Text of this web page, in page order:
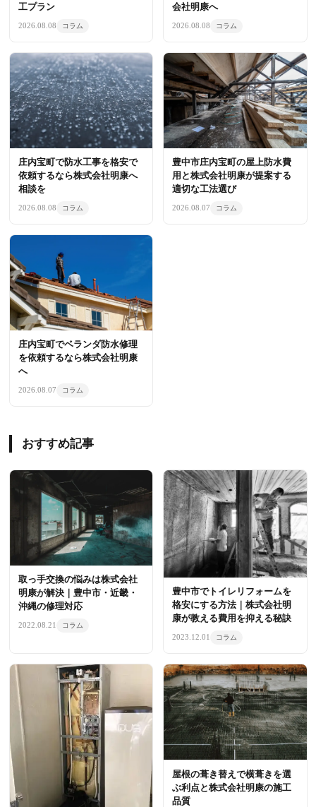
工プラン
2026.08.08 コラム
会社明康へ
2026.08.08 コラム
庄内宝町で防水工事を格安で
依頼するなら株式会社明康へ
相談を
2026.08.08 コラム
豊中市庄内宝町の屋上防水費
用と株式会社明康が提案する
適切な工法選び
2026.08.07 コラム
庄内宝町でベランダ防水修理
を依頼するなら株式会社明康
へ
2026.08.07 コラム
おすすめ記事
取っ手交換の悩みは株式会社
明康が解決｜豊中市・近畿・
沖縄の修理対応
2022.08.21 コラム
豊中市でトイレリフォームを
格安にする方法｜株式会社明
康が教える費用を抑える秘訣
2023.12.01 コラム
屋根の葺き替えで横葺きを選
ぶ利点と株式会社明康の施工
品質